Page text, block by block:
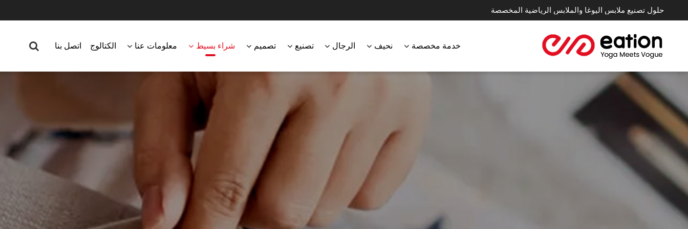
حلول تصنيع ملابس اليوغا والملابس الرياضية المخصصة
خدمة مخصصة نحيف الرجال تصنيع تصميم شراء بسيط معلومات عنا الكتالوج اتصل بنا